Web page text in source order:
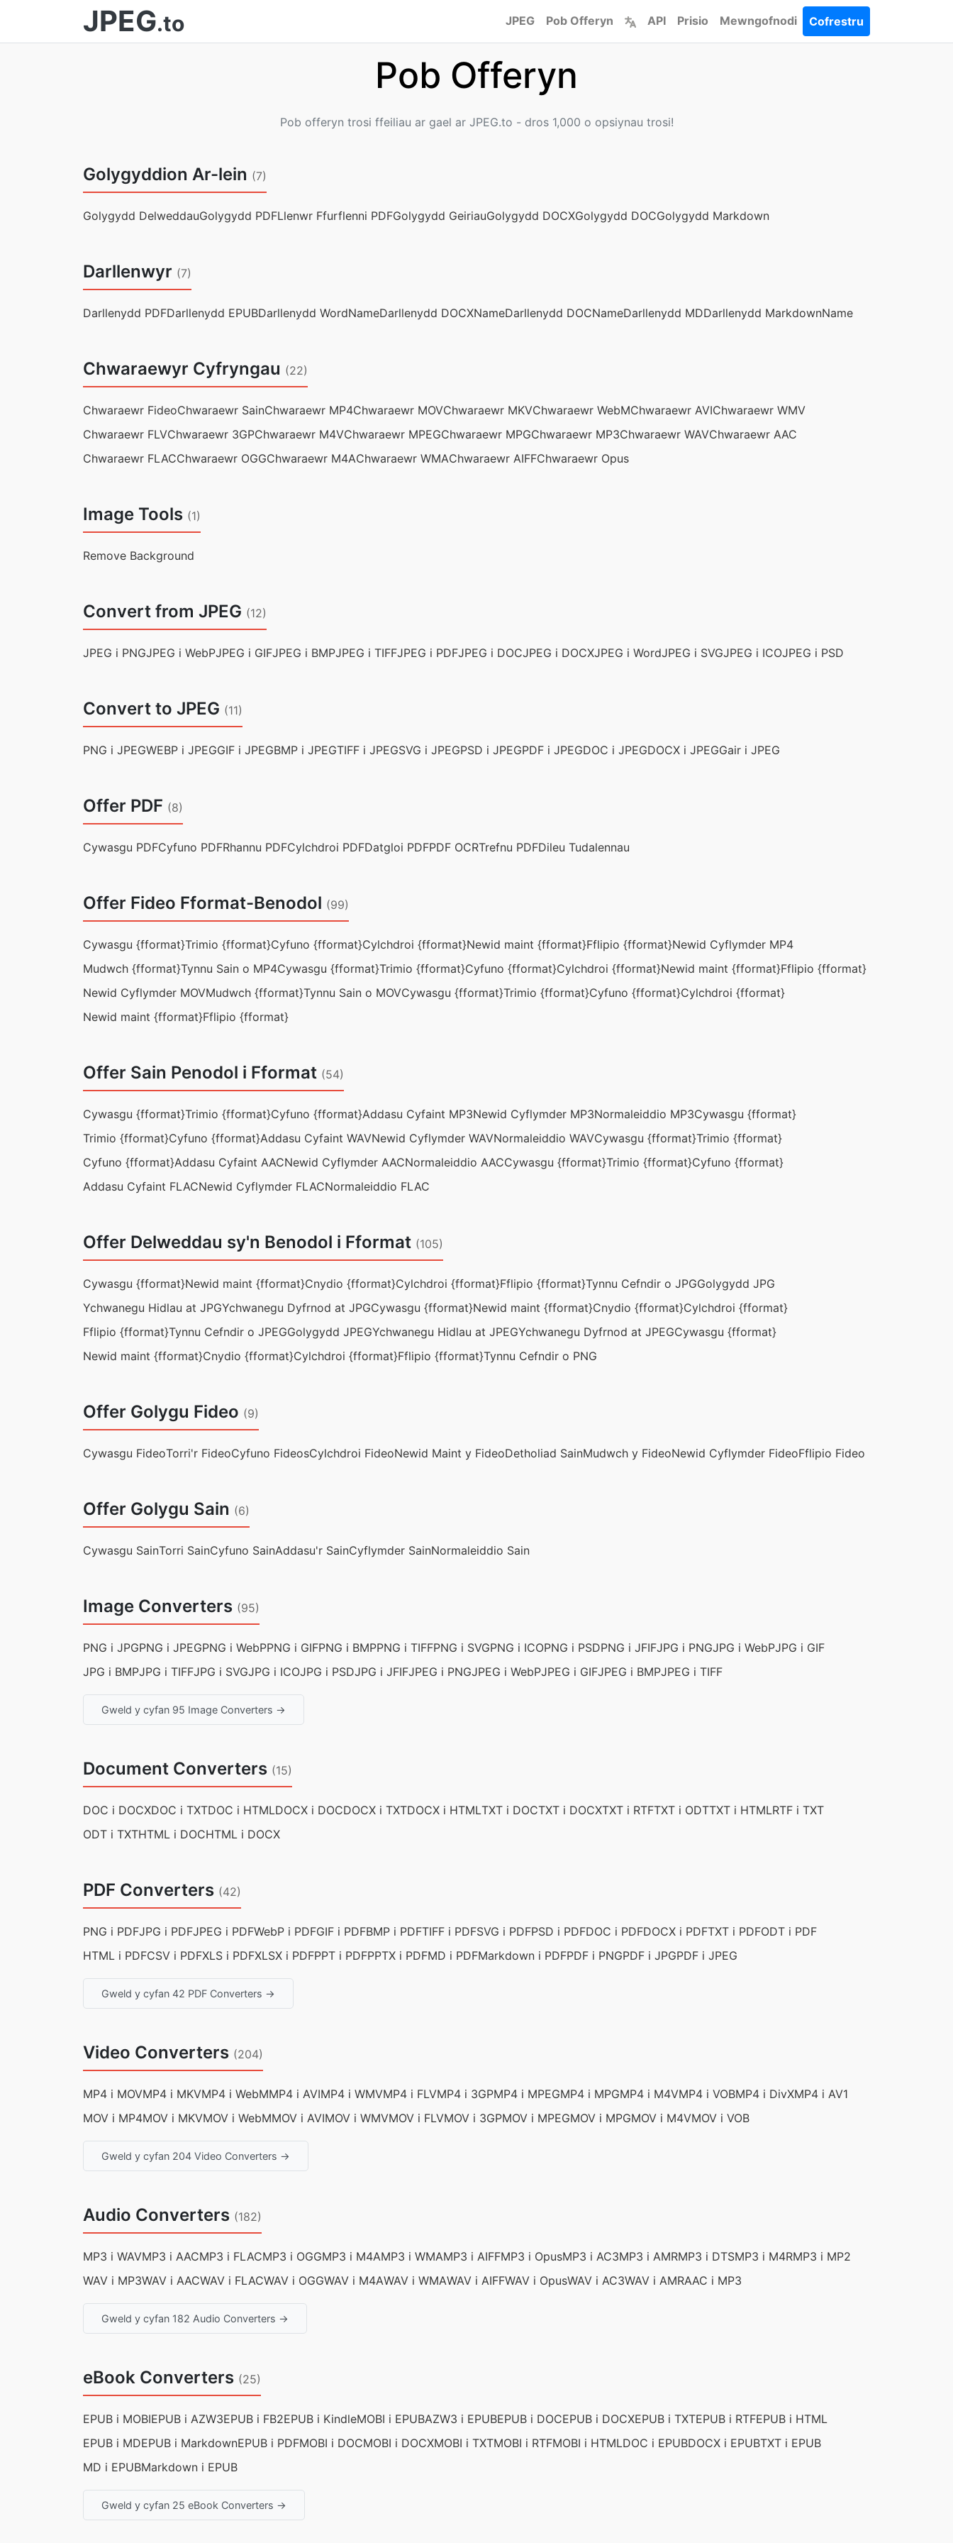
JPEG.to JPEG Pob Offeryn API Prisio Mewngofnodi Cofrestru
Pob Offeryn
Pob offeryn trosi ffeiliau ar gael ar JPEG.to - dros 1,000 o opsiynau trosi!
Golygyddion Ar-lein (7)
Golygydd DelweddauGolygydd PDFLlenwr Ffurflenni PDFGolygydd GeiriauGolygydd DOCXGolygydd DOCGolygydd Markdown
Darllenwyr (7)
Darllenydd PDFDarllenydd EPUBDarllenydd WordNameDarllenydd DOCXNameDarllenydd DOCNameDarllenydd MDDarllenydd MarkdownName
Chwaraewyr Cyfryngau (22)
Chwaraewr FideoChwaraewr SainChwaraewr MP4Chwaraewr MOVChwaraewr MKVChwaraewr WebMChwaraewr AVIChwaraewr WMV
Chwaraewr FLVChwaraewr 3GPChwaraewr M4VChwaraewr MPEGChwaraewr MPGChwaraewr MP3Chwaraewr WAVChwaraewr AAC
Chwaraewr FLACChwaraewr OGGChwaraewr M4AChwaraewr WMAChwaraewr AIFFChwaraewr Opus
Image Tools (1)
Remove Background
Convert from JPEG (12)
JPEG i PNGJPEG i WebPJPEG i GIFJPEG i BMPJPEG i TIFFJPEG i PDFJPEG i DOCJPEG i DOCXJPEG i WordJPEG i SVGJPEG i ICOJPEG i PSD
Convert to JPEG (11)
PNG i JPEGWEBP i JPEGGIF i JPEGBMP i JPEGTIFF i JPEGSVG i JPEGPSD i JPEGPDF i JPEGDOC i JPEGDOCX i JPEGGair i JPEG
Offer PDF (8)
Cywasgu PDFCyfuno PDFRhannu PDFCylchdroi PDFDatgloi PDFPDF OCRTrefnu PDFDileu Tudalennau
Offer Fideo Fformat-Benodol (99)
Cywasgu {fformat}Trimio {fformat}Cyfuno {fformat}Cylchdroi {fformat}Newid maint {fformat}Fflipio {fformat}Newid Cyflymder MP4
Mudwch {fformat}Tynnu Sain o MP4Cywasgu {fformat}Trimio {fformat}Cyfuno {fformat}Cylchdroi {fformat}Newid maint {fformat}Fflipio {fformat}
Newid Cyflymder MOVMudwch {fformat}Tynnu Sain o MOVCywasgu {fformat}Trimio {fformat}Cyfuno {fformat}Cylchdroi {fformat}
Newid maint {fformat}Fflipio {fformat}
Offer Sain Penodol i Fformat (54)
Cywasgu {fformat}Trimio {fformat}Cyfuno {fformat}Addasu Cyfaint MP3Newid Cyflymder MP3Normaleiddio MP3Cywasgu {fformat}
Trimio {fformat}Cyfuno {fformat}Addasu Cyfaint WAVNewid Cyflymder WAVNormaleiddio WAVCywasgu {fformat}Trimio {fformat}
Cyfuno {fformat}Addasu Cyfaint AACNewid Cyflymder AACNormaleiddio AACCywasgu {fformat}Trimio {fformat}Cyfuno {fformat}
Addasu Cyfaint FLACNewid Cyflymder FLACNormaleiddio FLAC
Offer Delweddau sy'n Benodol i Fformat (105)
Cywasgu {fformat}Newid maint {fformat}Cnydio {fformat}Cylchdroi {fformat}Fflipio {fformat}Tynnu Cefndir o JPGGolygydd JPG
Ychwanegu Hidlau at JPGYchwanegu Dyfrnod at JPGCywasgu {fformat}Newid maint {fformat}Cnydio {fformat}Cylchdroi {fformat}
Fflipio {fformat}Tynnu Cefndir o JPEGGolygydd JPEGYchwanegu Hidlau at JPEGYchwanegu Dyfrnod at JPEGCywasgu {fformat}
Newid maint {fformat}Cnydio {fformat}Cylchdroi {fformat}Fflipio {fformat}Tynnu Cefndir o PNG
Offer Golygu Fideo (9)
Cywasgu FideoTorri'r FideoCyfuno FideosCylchdroi FideoNewid Maint y FideoDetholiad SainMudwch y FideoNewid Cyflymder FideoFflipio Fideo
Offer Golygu Sain (6)
Cywasgu SainTorri SainCyfuno SainAddasu'r SainCyflymder SainNormaleiddio Sain
Image Converters (95)
PNG i JPGPNG i JPEGPNG i WebPPNG i GIFPNG i BMPPNG i TIFFPNG i SVGPNG i ICOPNG i PSDPNG i JFIFJPG i PNGJPG i WebPJPG i GIF
JPG i BMPJPG i TIFFJPG i SVGJPG i ICOJPG i PSDJPG i JFIFJPEG i PNGJPEG i WebPJPEG i GIFJPEG i BMPJPEG i TIFF
Gweld y cyfan 95 Image Converters →
Document Converters (15)
DOC i DOCXDOC i TXTDOC i HTMLDOCX i DOCDOCX i TXTDOCX i HTMLTXT i DOCTXT i DOCXTXT i RTFTXT i ODTTXT i HTMLRTF i TXT
ODT i TXTHTML i DOCHTML i DOCX
PDF Converters (42)
PNG i PDFJPG i PDFJPEG i PDFWebP i PDFGIF i PDFBMP i PDFTIFF i PDFSVG i PDFPSD i PDFDOC i PDFDOCX i PDFTXT i PDFODT i PDF
HTML i PDFCSV i PDFXLS i PDFXLSX i PDFPPT i PDFPPTX i PDFMD i PDFMarkdown i PDFPDF i PNGPDF i JPGPDF i JPEG
Gweld y cyfan 42 PDF Converters →
Video Converters (204)
MP4 i MOVMP4 i MKVMP4 i WebMMP4 i AVIMP4 i WMVMP4 i FLVMP4 i 3GPMP4 i MPEGMP4 i MPGMP4 i M4VMP4 i VOBMP4 i DivXMP4 i AV1
MOV i MP4MOV i MKVMOV i WebMMOV i AVIMOV i WMVMOV i FLVMOV i 3GPMOV i MPEGMOV i MPGMOV i M4VMOV i VOB
Gweld y cyfan 204 Video Converters →
Audio Converters (182)
MP3 i WAVMP3 i AACMP3 i FLACMP3 i OGGMP3 i M4AMP3 i WMAMP3 i AIFFMP3 i OpusMP3 i AC3MP3 i AMRMP3 i DTSMP3 i M4RMP3 i MP2
WAV i MP3WAV i AACWAV i FLACWAV i OGGWAV i M4AWAV i WMAWAV i AIFFWAV i OpusWAV i AC3WAV i AMRAAC i MP3
Gweld y cyfan 182 Audio Converters →
eBook Converters (25)
EPUB i MOBIEPUB i AZW3EPUB i FB2EPUB i KindleMOBI i EPUBAZW3 i EPUBEPUB i DOCEPUB i DOCXEPUB i TXTEPUB i RTFEPUB i HTML
EPUB i MDEPUB i MarkdownEPUB i PDFMOBI i DOCMOBI i DOCXMOBI i TXTMOBI i RTFMOBI i HTMLDOC i EPUBDOCX i EPUBTXT i EPUB
MD i EPUBMarkdown i EPUB
Gweld y cyfan 25 eBook Converters →